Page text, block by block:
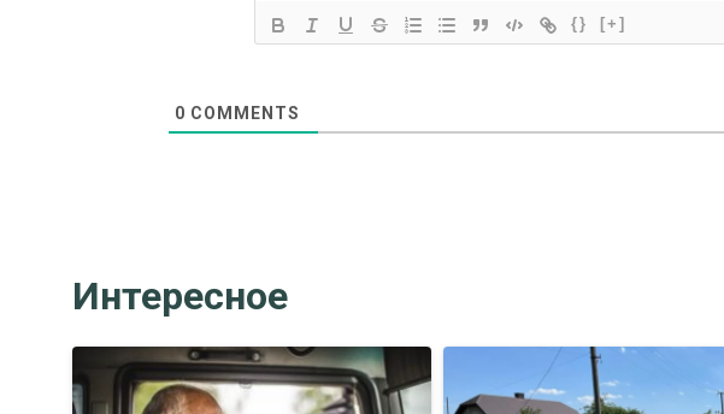
{} [+]
0 COMMENTS
Интересное